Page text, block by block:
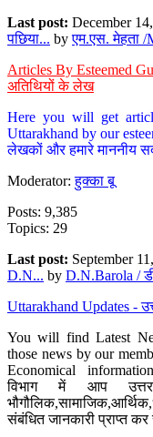
Last post: December
पछिया... byएम.एस. मेहता /
Articles By Esteemed
अतिथियों के लेख
Here you will get
Uttarakhand by our
लेखकों और हमारे माननीय
Moderator:हुक्का बू
Posts: 9,385
Topics: 29
Last post: September
D.N... by D.N.Barola /
Uttarakhand Updates -
You will find Latest
those news by our
Economical
विभाग में आप
संबंधित जानकारी प्राप्त